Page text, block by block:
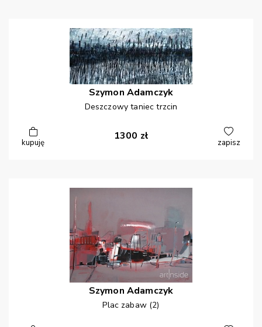
Szymon Adamczyk
Deszczowy taniec trzcin
kupuję
1300 zł
zapisz
Szymon Adamczyk
Plac zabaw (2)